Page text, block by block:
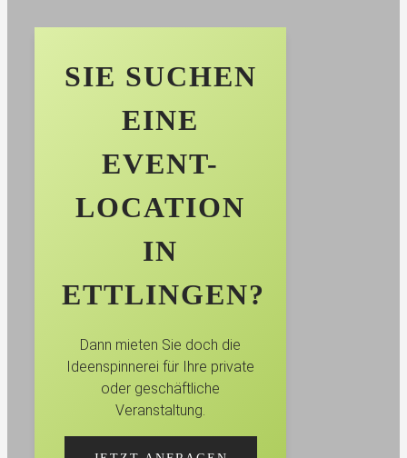
SIE SUCHEN
EINE
EVENT-
LOCATION
IN
ETTLINGEN?
Dann mieten Sie doch die
Ideenspinnerei für Ihre private
oder geschäftliche
Veranstaltung.